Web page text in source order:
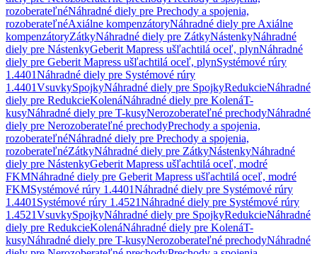
rozoberateľnéNáhradné diely pre Prechody a spojenia,
rozoberateľnéAxiálne kompenzátoryNáhradné diely pre Axiálne
kompenzátoryZátkyNáhradné diely pre ZátkyNástenkyNáhradné
diely pre NástenkyGeberit Mapress ušľachtilá oceľ, plynNáhradné
diely pre Geberit Mapress ušľachtilá oceľ, plynSystémové rúry
1.4401Náhradné diely pre Systémové rúry
1.4401VsuvkySpojkyNáhradné diely pre SpojkyRedukcieNáhradné
diely pre RedukcieKolenáNáhradné diely pre KolenáT-
kusyNáhradné diely pre T-kusyNerozoberateľné prechodyNáhradné
diely pre Nerozoberateľné prechodyPrechody a spojenia,
rozoberateľnéNáhradné diely pre Prechody a spojenia,
rozoberateľnéZátkyNáhradné diely pre ZátkyNástenkyNáhradné
diely pre NástenkyGeberit Mapress ušľachtilá oceľ, modré
FKMNáhradné diely pre Geberit Mapress ušľachtilá oceľ, modré
FKMSystémové rúry 1.4401Náhradné diely pre Systémové rúry
1.4401 Systémové rúry 1.4521Náhradné diely pre Systémové rúry
1.4521VsuvkySpojkyNáhradné diely pre SpojkyRedukcieNáhradné
diely pre RedukcieKolenáNáhradné diely pre KolenáT-
kusyNáhradné diely pre T-kusyNerozoberateľné prechodyNáhradné